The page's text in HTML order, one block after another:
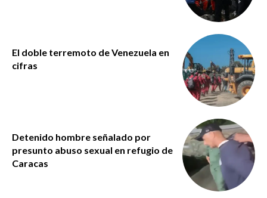
El doble terremoto de Venezuela en
cifras
Detenido hombre señalado por
presunto abuso sexual en refugio de
Caracas